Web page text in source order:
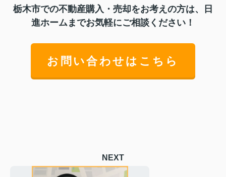
栃木市での不動産購入・売却をお考えの方は、日
進ホームまでお気軽にご相談ください！
お問い合わせはこちら
NEXT